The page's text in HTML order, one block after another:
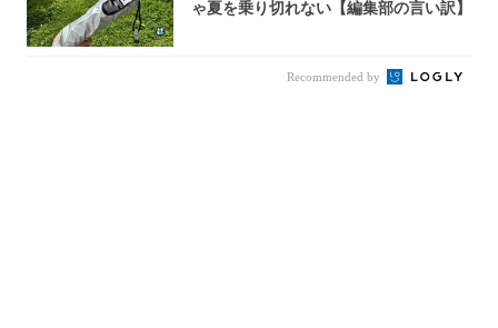
ゃ夏を乗り切れない【編集部の言い訳】
Recommended by